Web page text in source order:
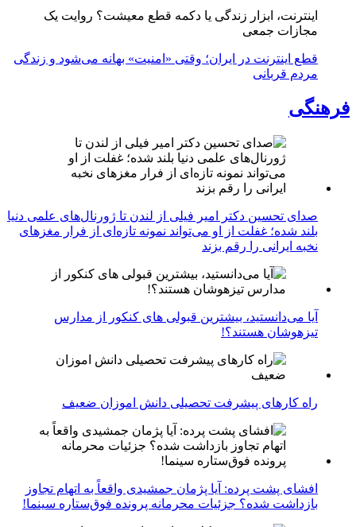
اینترنت، ابزار زندگی یا دکمه قطع معیشت؟ روایت یک
مجازات جمعی
قطع اینترنت در ایران؛ وقتی «امنیت» بهانه می‌شود و زندگی
مردم قربانی
فرهنگی
صدای تحسین دکتر امیر فیلی از لندن تا ژورنال‌های علمی دنیا
بلند شده؛ غفلت از او می‌تواند نمونه تازه‌ای از فرار مغزهای
نخبه ایرانی را رقم بزند
آیا می‌دانستید، بیشترین قبولی های کنکور از مدارس
تیزهوشان هستند؟!
راه کارهای پیشرفت تحصیلی دانش اموزان ضعیف
افشای پشت پرده: آیا پژمان جمشیدی واقعاً به اتهام تجاوز
بازداشت شده؟ جزئیات محرمانه پرونده فوق‌ستاره سینما!